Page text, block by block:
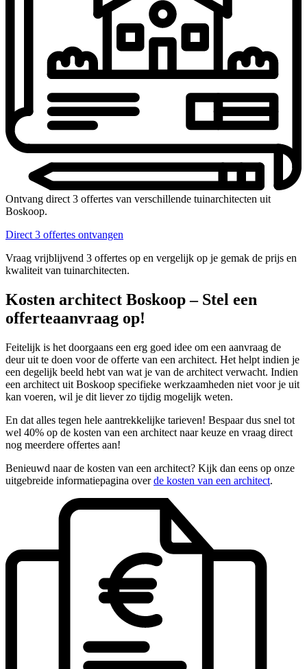
Ontvang direct 3 offertes van verschillende tuinarchitecten uit
Boskoop.
Direct 3 offertes ontvangen
Vraag vrijblijvend 3 offertes op en vergelijk op je gemak de prijs en
kwaliteit van tuinarchitecten.
Kosten architect Boskoop – Stel een
offerteaanvraag op!
Feitelijk is het doorgaans een erg goed idee om een aanvraag de
deur uit te doen voor de offerte van een architect. Het helpt indien je
een degelijk beeld hebt van wat je van de architect verwacht. Indien
een architect uit Boskoop specifieke werkzaamheden niet voor je uit
kan voeren, wil je dit liever zo tijdig mogelijk weten.
En dat alles tegen hele aantrekkelijke tarieven! Bespaar dus snel tot
wel 40% op de kosten van een architect naar keuze en vraag direct
nog meerdere offertes aan!
Benieuwd naar de kosten van een architect? Kijk dan eens op onze
uitgebreide informatiepagina overde kosten van een architect.